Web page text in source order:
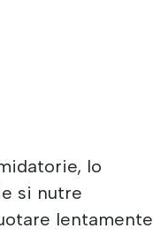
lo
si nutre
lentamente